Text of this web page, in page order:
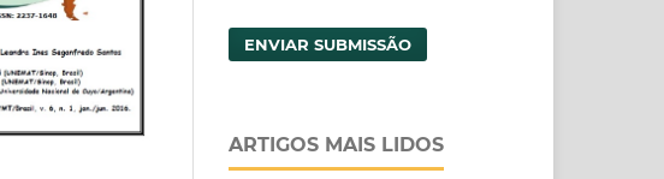
ENVIAR SUBMISSÃO
ARTIGOS MAIS LIDOS